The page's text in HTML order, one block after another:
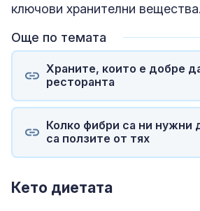
ключови хранителни вещества.
Още по темата
Храните, които е добре
ресторанта
Колко фибри са ни нужни
са ползите от тях
Кето диетата